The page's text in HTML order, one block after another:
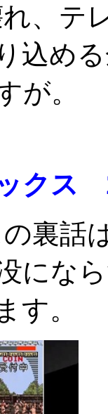
、テ
込め
が。
クス
裏話
にな
す。